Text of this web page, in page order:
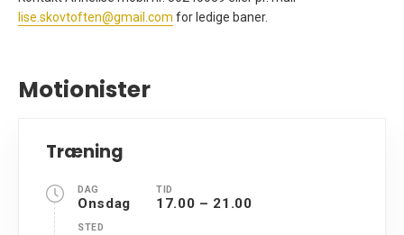
lise.skovtoften@gmail.com for ledige baner.
Motionister
Træning
DAG
Onsdag
TID
17.00 – 21.00
STED